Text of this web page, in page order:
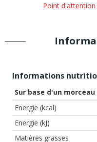
Point
Informations
Sur base d'un morceau
Energie (kcal)
Energie (kJ)
Matières grasses